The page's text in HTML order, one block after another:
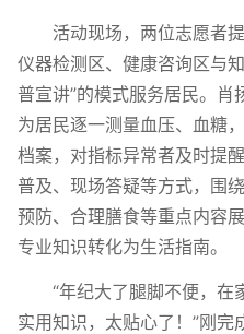
活动现场，两位志愿者
仪器检测区、健康咨询区与
普宣讲”的模式服务居民。肖
为居民逐一测量血压、血糖
档案，对指标异常者及时提
普及、现场答疑等方式，围
预防、合理膳食等重点内容
专业知识转化为生活指南。
“年纪大了腿脚不便，在
实用知识，太贴心了！”刚